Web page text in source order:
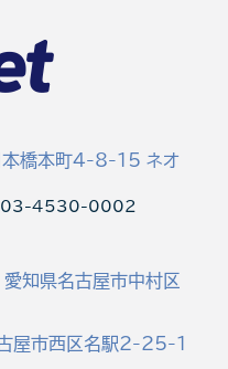
本橋本町4-8-15 ネオ
03-4530-0002
愛知県名古屋市中村区
屋市西区名駅2-25-1